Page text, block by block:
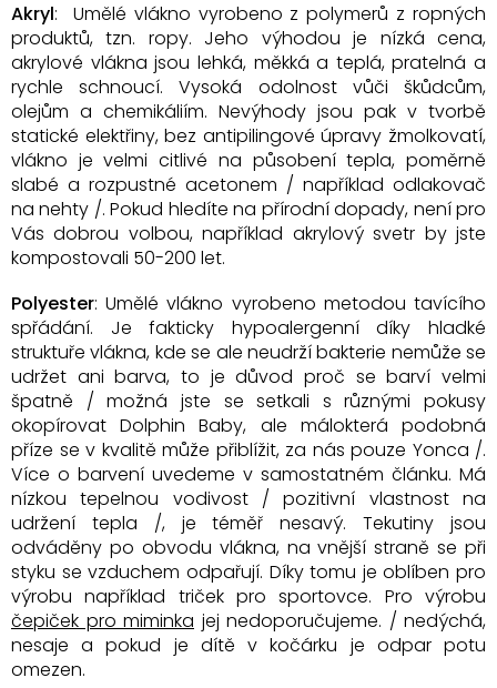
Akryl: Umělé vlákno vyrobeno z polymerů z ropných
produktů, tzn. ropy. Jeho výhodou je nízká cena,
akrylové vlákna jsou lehká, měkká a teplá, pratelná a
rychle schnoucí. Vysoká odolnost vůči škůdcům,
olejům a chemikáliím. Nevýhody jsou pak v tvorbě
statické elektřiny, bez antipilingové úpravy žmolkovatí,
vlákno je velmi citlivé na působení tepla, poměrně
slabé a rozpustné acetonem / například odlakovač
na nehty /. Pokud hledíte na přírodní dopady, není pro
Vás dobrou volbou, například akrylový svetr by jste
kompostovali 50-200 let.
Polyester: Umělé vlákno vyrobeno metodou tavícího
spřádání. Je fakticky hypoalergenní díky hladké
struktuře vlákna, kde se ale neudrží bakterie nemůže se
udržet ani barva, to je důvod proč se barví velmi
špatně / možná jste se setkali s různými pokusy
okopírovat Dolphin Baby, ale málokterá podobná
příze se v kvalitě může přiblížit, za nás pouze Yonca /.
Více o barvení uvedeme v samostatném článku. Má
nízkou tepelnou vodivost / pozitivní vlastnost na
udržení tepla /, je téměř nesavý. Tekutiny jsou
odváděny po obvodu vlákna, na vnější straně se při
styku se vzduchem odpařují. Díky tomu je oblíben pro
výrobu například triček pro sportovce. Pro výrobu
čepiček pro miminka jej nedoporučujeme. / nedýchá,
nesaje a pokud je dítě v kočárku je odpar potu
omezen.